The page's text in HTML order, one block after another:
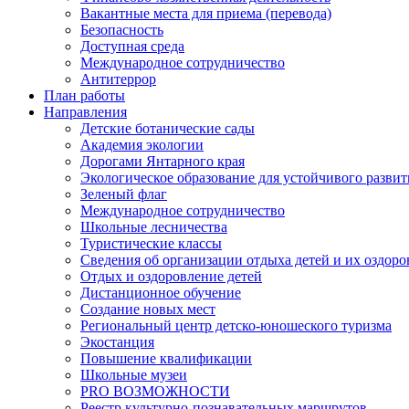
Вакантные места для приема (перевода)
Безопасность
Доступная среда
Международное сотрудничество
Антитеррор
План работы
Направления
Детские ботанические сады
Академия экологии
Дорогами Янтарного края
Экологическое образование для устойчивого
Зеленый флаг
Международное сотрудничество
Школьные лесничества
Туристические классы
Сведения об организации отдыха детей и их
Отдых и оздоровление детей
Дистанционное обучение
Создание новых мест
Региональный центр детско-юношеского туризма
Экостанция
Повышение квалификации
Школьные музеи
PRO ВОЗМОЖНОСТИ